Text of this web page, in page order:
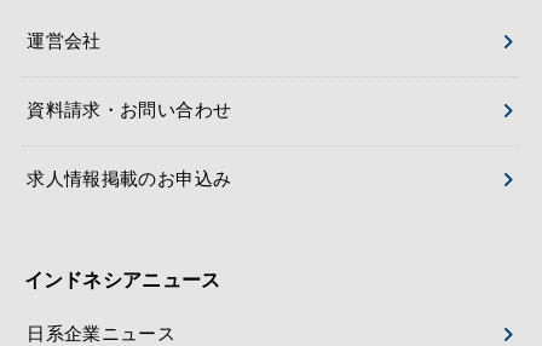
運営会社
資料請求・お問い合わせ
求人情報掲載のお申込み
インドネシアニュース
日系企業ニュース